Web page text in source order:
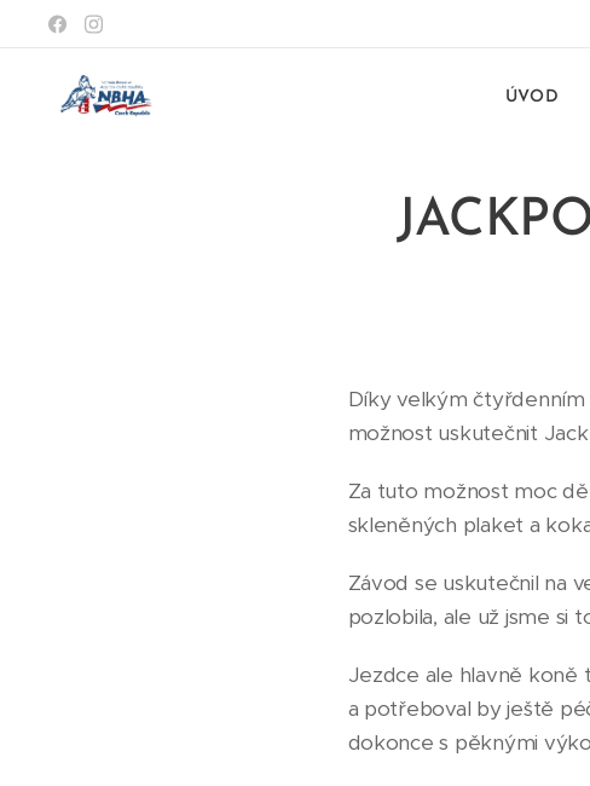
ÚVOD
Díky velkým čtyřdenním
možnost uskutečnit
Za tuto možnost moc
skleněných plaket a
Závod se uskutečnil na
pozlobila, ale už jsme si
Jezdce ale hlavně koně
a potřeboval by ještě
dokonce s pěknými